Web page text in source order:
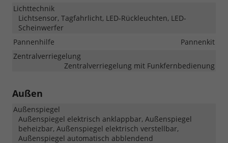
Lichttechnik
Lichtsensor, Tagfahrlicht, LED-Rückleuchten, LED-
Scheinwerfer
Pannenhilfe
Pannenkit
Zentralverriegelung
Zentralverriegelung mit Funkfernbedienung
Außen
Außenspiegel
Außenspiegel elektrisch anklappbar, Außenspiegel
beheizbar, Außenspiegel elektrisch verstellbar,
Außenspiegel automatisch abblendend